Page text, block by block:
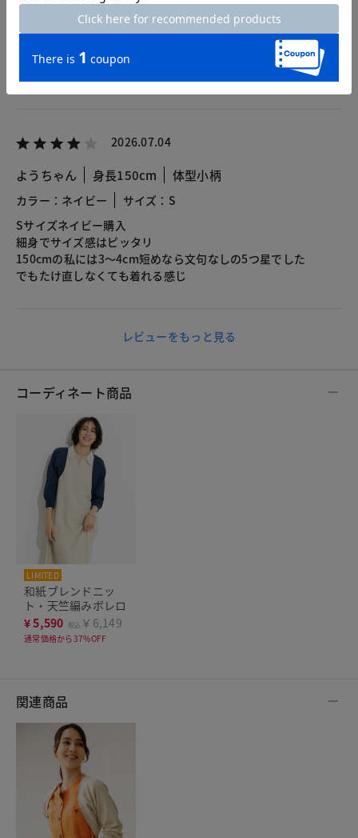
和紙ヤーンということでカサカサした質感かと思っていました
が、ナイロンコーティングでとても柔らかい手触りでした。い
つも通りのサイズでフレンチスリーブもちょうど良い感じで
す。ただ、ボタンはシンプルな貝ボタンか装飾のないメタルボ
2026.07.04
ようちゃん 身長150cm 体型小柄
カラー：ネイビー
サイズ：S
Sサイズネイビー購入
細身でサイズ感はピッタリ
150cmの私には3〜4cm短めなら文句なしの5つ星でした
でもたけ直しなくても着れる感じ
レビューをもっと見る
コーディネート商品
LIMITED
和紙ブレンドニッ
ト・天竺編みボレロ
¥5,590 税込 ￥6,149
通常価格から37%OFF
関連商品